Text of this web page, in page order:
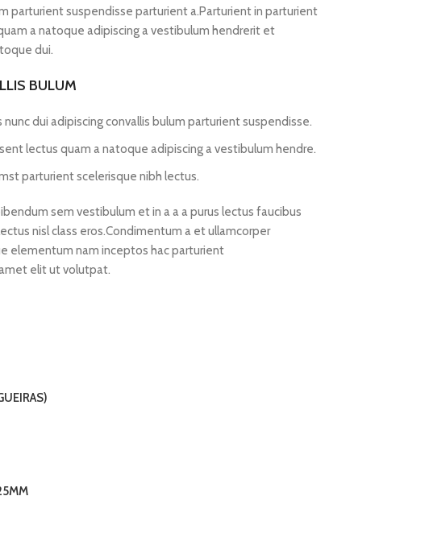
parturient suspendisse parturient a.Parturient in parturient
a natoque adipiscing a vestibulum hendrerit et
dui.
BULUM
dui adipiscing convallis bulum parturient suspendisse.
lectus quam a natoque adipiscing a vestibulum hendre.
parturient scelerisque nibh lectus.
sem vestibulum et in a a a purus lectus faucibus
nisl class eros.Condimentum a et ullamcorper
elementum nam inceptos hac parturient
elit ut volutpat.